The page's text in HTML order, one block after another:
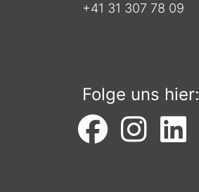
+41 31 307 78 09
Folge uns hier: